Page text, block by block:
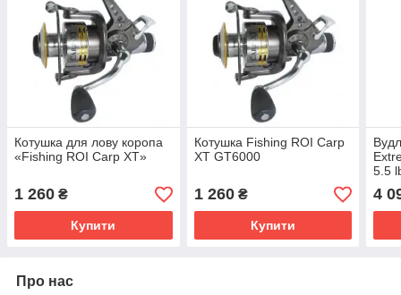
Котушка для лову коропа
«Fishing ROI Carp XT»
1 260 ₴
Купити
Котушка Fishing ROI Carp
XT GT6000
1 260₴
Купити
5.5
4
Про нас